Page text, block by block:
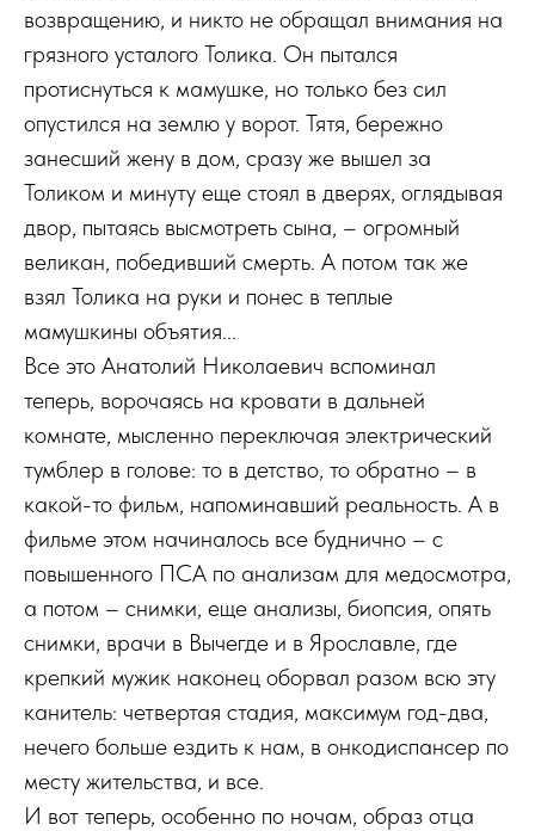
возвращению, и никто не обращал внимания на
грязного усталого Толика. Он пытался
протиснуться к мамушке, но только без сил
опустился на землю у ворот. Тятя, бережно
занесший жену в дом, сразу же вышел за
Толиком и минуту еще стоял в дверях, оглядывая
двор, пытаясь высмотреть сына, – огромный
великан, победивший смерть. А потом так же
взял Толика на руки и понес в теплые
мамушкины объятия...
Все это Анатолий Николаевич вспоминал
теперь, ворочаясь на кровати в дальней
комнате, мысленно переключая электрический
тумблер в голове: то в детство, то обратно – в
какой-то фильм, напоминавший реальность. А в
фильме этом начиналось все буднично – с
повышенного ПСА по анализам для медосмотра,
а потом – снимки, еще анализы, биопсия, опять
снимки, врачи в Вычегде и в Ярославле, где
крепкий мужик наконец оборвал разом всю эту
канитель: четвертая стадия, максимум год-два,
нечего больше ездить к нам, в онкодиспансер по
месту жительства, и все.
И вот теперь, особенно по ночам, образ отца